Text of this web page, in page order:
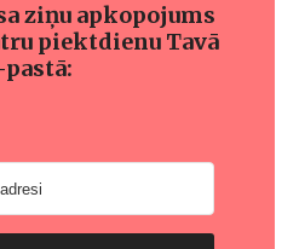
ziņu apkopojums
piektdienu Tavā
pastā: